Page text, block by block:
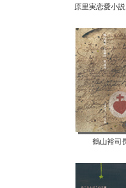
原里実恋愛小
鶴山裕司